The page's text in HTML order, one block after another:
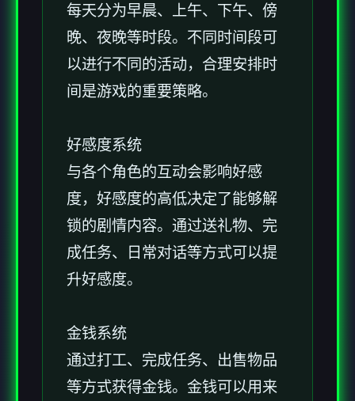
每天分为早晨、上午、下午、傍
晚、夜晚等时段。不同时间段可
以进行不同的活动，合理安排时
间是游戏的重要策略。
好感度系统
与各个角色的互动会影响好感
度，好感度的高低决定了能够解
锁的剧情内容。通过送礼物、完
成任务、日常对话等方式可以提
升好感度。
金钱系统
通过打工、完成任务、出售物品
等方式获得金钱。金钱可以用来